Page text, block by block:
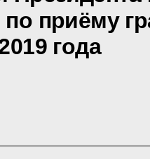
приёму
года